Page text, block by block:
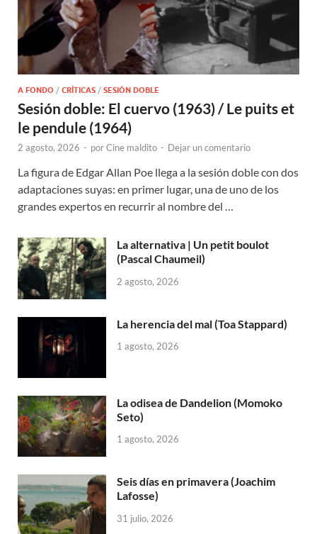
A FONDO / CRÍTICAS / SESIÓN DOBLE
Sesión doble: El cuervo (1963) / Le puits et
le pendule (1964)
2 agosto, 2026 - porCine maldito - Dejar un comentario
La figura de Edgar Allan Poe llega a la sesión doble con dos
adaptaciones suyas: en primer lugar, una de uno de los
grandes expertos en recurrir al nombre del …
La alternativa | Un petit boulot
(Pascal Chaumeil)
2 agosto, 2026
La herencia del mal (Toa Stappard)
1 agosto, 2026
La odisea de Dandelion (Momoko
Seto)
1 agosto, 2026
Seis días en primavera (Joachim
Lafosse)
31 julio, 2026